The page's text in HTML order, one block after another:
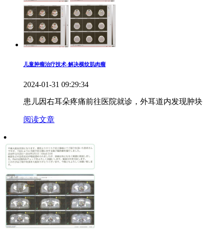
儿童肿瘤治疗技术-解决横纹肌肉瘤
2024-01-31 09:29:34
患儿因右耳朵疼痛前往医院就诊，外耳道内发现肿块
阅读文章